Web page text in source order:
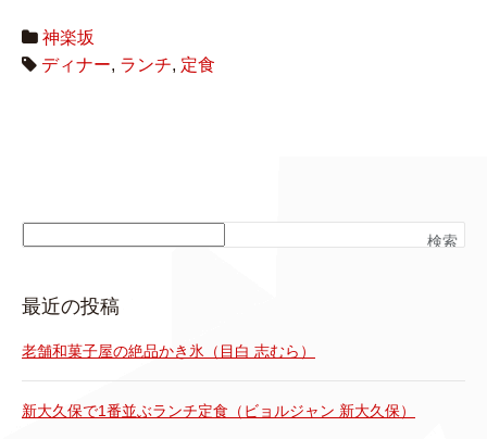
神楽坂
ディナー, ランチ, 定食
検索
最近の投稿
老舗和菓子屋の絶品かき氷（目白 志むら）
新大久保で1番並ぶランチ定食（ビョルジャン 新大久保）